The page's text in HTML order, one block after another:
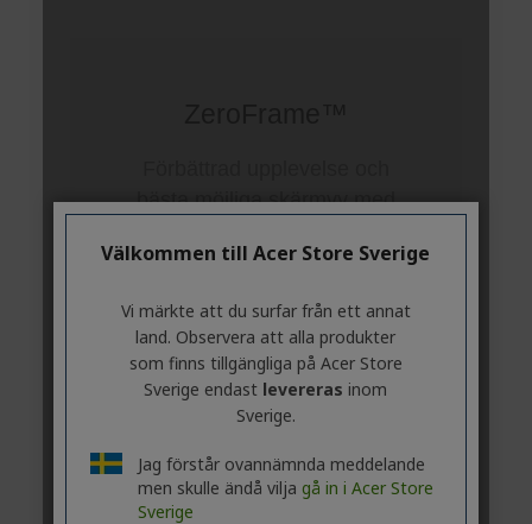
Välkommen till Acer Store Sverige
Vi märkte att du surfar från ett annat
land. Observera att alla produkter
som finns tillgängliga på Acer Store
Sverige endast levereras inom
Sverige.
Jag förstår ovannämnda meddelande
men skulle ändå vilja gå in i Acer Store
Sverige